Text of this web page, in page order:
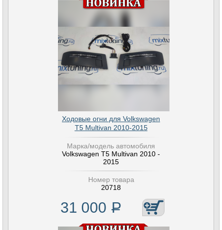
Ходовые огни для Volkswagen
T5 Multivan 2010-2015
Марка/модель автомобиля
Volkswagen T5 Multivan 2010 -
2015
Номер товара
20718
31 000 Р